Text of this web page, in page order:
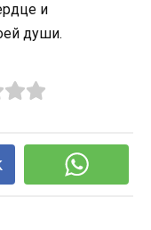
и
души.